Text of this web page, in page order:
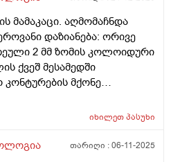
მმ, მოცულობა 6 სმ საერთო
სმ) კისრის ორივე
1 სმ-მდე ზომის
ერთეული ლიმფური
მამაკაცი. აღმომაჩნდა
დაზიანება: ორივე
2 მმ ზომის კოლოიდური
ქვეშ მესამედში
მქონე
5).) კითხვაა ასეთი. ცხიმიანი
სოლარიუმით,კვირაში
იხილეთპასუხი
თარიღი :06-11-2025